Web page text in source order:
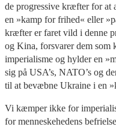
de progressive kræfter for at
en »kamp for frihed« eller
kræfter er faret vild i denne
og Kina, forsvarer dem som
imperialisme og hylder en
sig på USA’s, NATO’s og
til at bevæbne Ukraine i en
Vi kæmper ikke for
for menneskehedens